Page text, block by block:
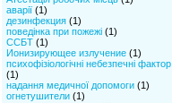
аварії(1)
дезинфекция(1)
поведінка при пожежі(1)
ССБТ(1)
Ионизирующее излучение(1)
психофізіологічні небезпечні фактор
(1)
надання медичної допомоги(1)
огнетушители(1)